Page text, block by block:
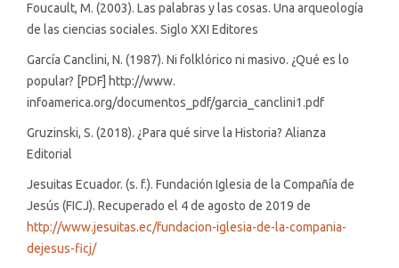
Foucault, M. (2003). Las palabras y las cosas. Una arqueología
de las ciencias sociales. Siglo XXI Editores
García Canclini, N. (1987). Ni folklórico ni masivo. ¿Qué es lo
popular? [PDF] http://www.
infoamerica.org/documentos_pdf/garcia_canclini1.pdf
Gruzinski, S. (2018). ¿Para qué sirve la Historia? Alianza
Editorial
Jesuitas Ecuador. (s. f.). Fundación Iglesia de la Compañía de
Jesús (FICJ). Recuperado el 4 de agosto de 2019 de
http://www.jesuitas.ec/fundacion-iglesia-de-la-compania-
dejesus-ficj/